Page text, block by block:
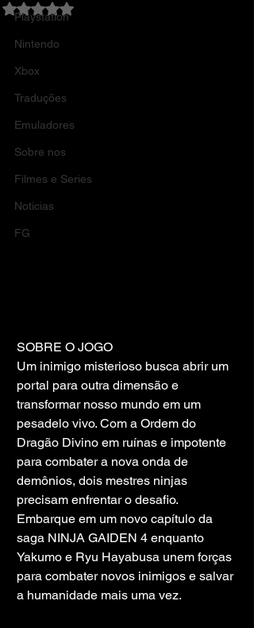
Playstation
Nintendo
Xbox
Traduções
Emuladores
Sobre nos
Filmes e Series
Noticias
FG
Avaliado com NaN de 5 estrelas.
SOBRE O JOGO
Um inimigo misterioso busca abrir um
portal para outra dimensão e
transformar nosso mundo em um
pesadelo vivo. Com a Ordem do
Dragão Divino em ruínas e impotente
para combater a nova onda de
demônios, dois mestres ninjas
precisam enfrentar o desafio.
Embarque em um novo capítulo da
saga NINJA GAIDEN 4 enquanto
Yakumo e Ryu Hayabusa unem forças
para combater novos inimigos e salvar
a humanidade mais uma vez.